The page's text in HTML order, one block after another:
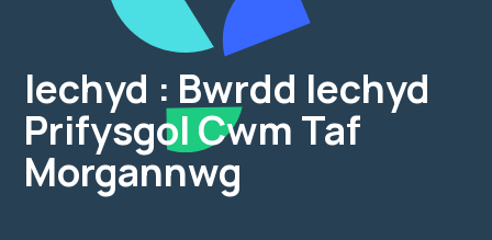
Iechyd : Bwrdd Iechyd
Prifysgol Cwm Taf
Morgannwg